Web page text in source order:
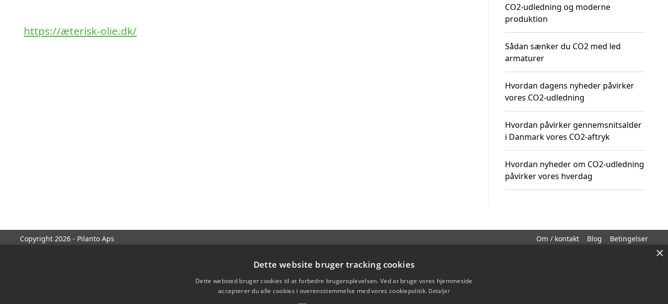
https://æterisk-olie.dk/
CO2-udledning og moderne
produktion
Sådan sænker du CO2 med led
armaturer
Hvordan dagens nyheder påvirker
vores CO2-udledning
Hvordan påvirker gennemsnitsalder
i Danmark vores CO2-aftryk
Hvordan nyheder om CO2-udledning
påvirker vores hverdag
Copyright 2026 - Pilanto Aps Om / kontakt Blog Betingelser
×
Dette website bruger tracking cookies
Dette websted bruger cookies til at forbedre brugeroplevelsen. Ved at bruge vores hjemmeside
accepterer du alle cookies i overensstemmelse med vores cookiepolitik. Detaljer